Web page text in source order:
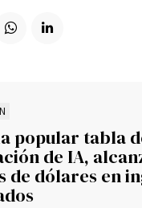
popular tabla
de IA,
de dólares en